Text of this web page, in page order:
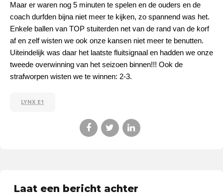
Maar er waren nog 5 minuten te spelen en de ouders en de
coach durfden bijna niet meer te kijken, zo spannend was het.
Enkele ballen van TOP stuiterden net van de rand van de korf
af en zelf wisten we ook onze kansen niet meer te benutten.
Uiteindelijk was daar het laatste fluitsignaal en hadden we onze
tweede overwinning van het seizoen binnen!!! Ook de
strafworpen wisten we te winnen: 2-3.
LYNX E1
Laat een bericht achter